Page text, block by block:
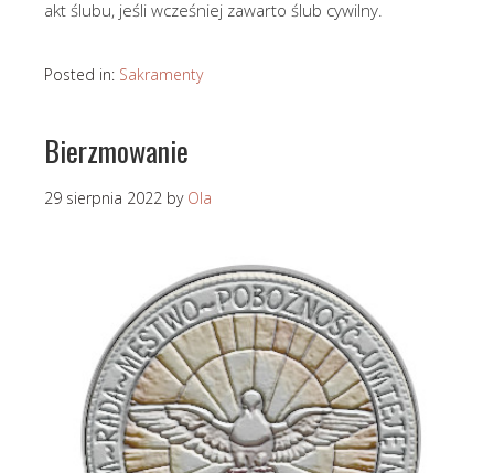
akt ślubu, jeśli wcześniej zawarto ślub cywilny.
Posted in: Sakramenty
Bierzmowanie
29 sierpnia 2022 by Ola